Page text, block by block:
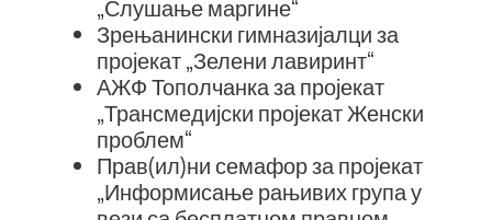
„Слушање маргине“
Зрењанински гимназијалци за
пројекат „Зелени лавиринт“
АЖФ Тополчанка за пројекат
„Трансмедијски пројекат Женски
проблем“
Прав(ил)ни семафор за пројекат
„Информисање рањивих група у